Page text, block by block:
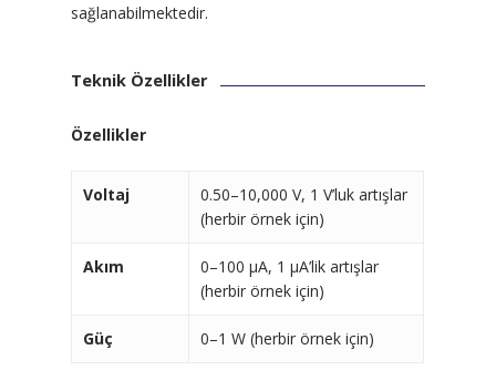
sağlanabilmektedir.
Teknik Özellikler
Özellikler
Voltaj
0.50–10,000 V, 1 V’luk artışlar
(herbir örnek için)
Akım
0–100 µA, 1 µA’lik artışlar
(herbir örnek için)
Güç 0–1 W (herbir örnek için)